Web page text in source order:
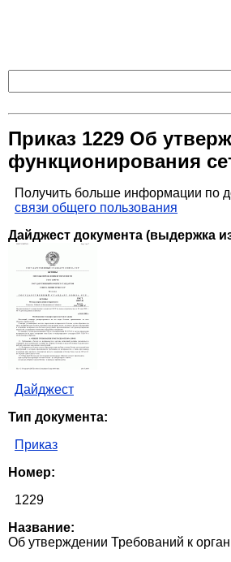
Приказ 1229 Об
функционирования
Получить больше информации по
связи общего пользования
Дайджест документа (выдержка
Дайджест
Тип документа:
Приказ
Номер:
1229
Название:
Об утверждении Требований к